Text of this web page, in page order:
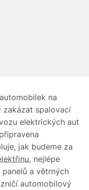
na
zakázat spalovací
elektrických aut
jak budeme za
, nejlépe
a větrných
automobilový